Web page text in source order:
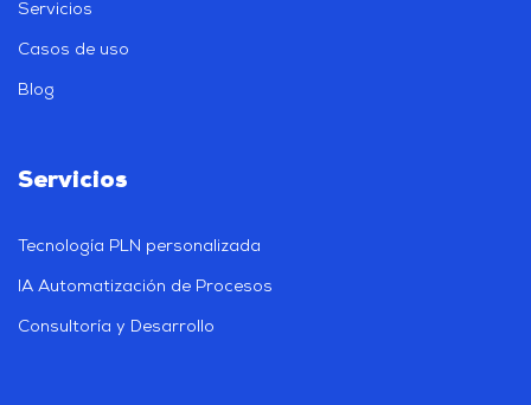
Servicios
Casos de uso
Blog
Servicios
Tecnología PLN personalizada
IA Automatización de Procesos
Consultoría y Desarrollo